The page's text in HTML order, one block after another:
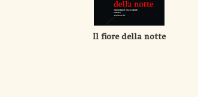
Il fiore della notte